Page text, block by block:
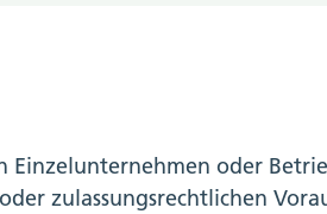
Einzelunternehmen oder
zulassungsrechtlichen